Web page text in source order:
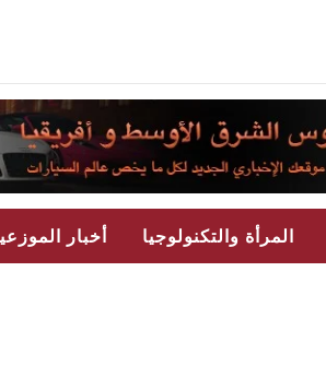
المرأة والتكنولوجيا أخبار